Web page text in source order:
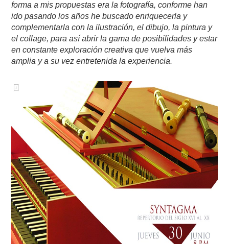
forma a mis propuestas era la fotografía, conforme han
ido pasando los años he buscado enriquecerla y
complementarla con la ilustración, el dibujo, la pintura y
el collage, para así abrir la gama de posibilidades y estar
en constante exploración creativa que vuelva más
amplia y a su vez entretenida la experiencia.